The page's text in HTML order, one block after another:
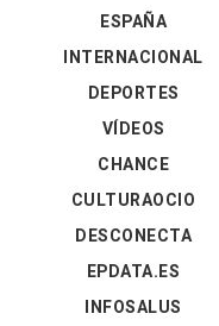
ESPAÑA
INTERNACIONAL
DEPORTES
VÍDEOS
CHANCE
CULTURAOCIO
DESCONECTA
EPDATA.ES
INFOSALUS